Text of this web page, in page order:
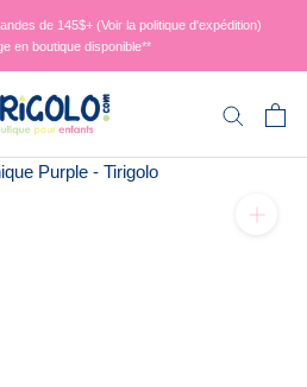
de 145$+ (Voir la politique d'expédition)
en boutique disponible**